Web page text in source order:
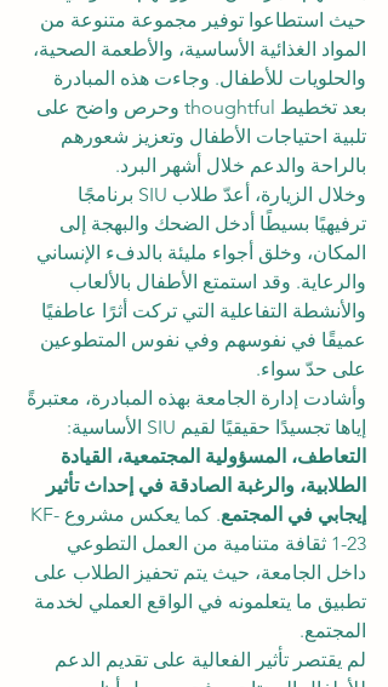
حيث استطاعوا توفير مجموعة متنوعة من
المواد الغذائية الأساسية، والأطعمة الصحية،
والحلويات للأطفال. وجاءت هذه المبادرة
بعد تخطيط thoughtful وحرص واضح على
تلبية احتياجات الأطفال وتعزيز شعورهم
بالراحة والدعم خلال أشهر البرد.
وخلال الزيارة، أعدّ طلاب SIU برنامجًا
ترفيهيًا بسيطًا أدخل الضحك والبهجة إلى
المكان، وخلق أجواء مليئة بالدفء الإنساني
والرعاية. وقد استمتع الأطفال بالألعاب
والأنشطة التفاعلية التي تركت أثرًا عاطفيًا
عميقًا في نفوسهم وفي نفوس المتطوعين
على حدّ سواء.
وأشادت إدارة الجامعة بهذه المبادرة، معتبرةً
إياها تجسيدًا حقيقيًا لقيم SIU الأساسية:
التعاطف، المسؤولية المجتمعية، القيادة
الطلابية، والرغبة الصادقة في إحداث تأثير
إيجابي في المجتمع
. كما يعكس مشروع KF-
1-23 ثقافة متنامية من العمل التطوعي
داخل الجامعة، حيث يتم تحفيز الطلاب على
تطبيق ما يتعلمونه في الواقع العملي لخدمة
المجتمع.
لم يقتصر تأثير الفعالية على تقديم الدعم